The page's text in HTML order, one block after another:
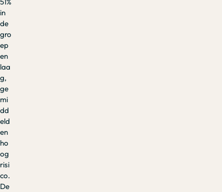
in
de
gro
ep
en
laa
g,
ge
mi
dd
eld
en
ho
og
risi
co.
De